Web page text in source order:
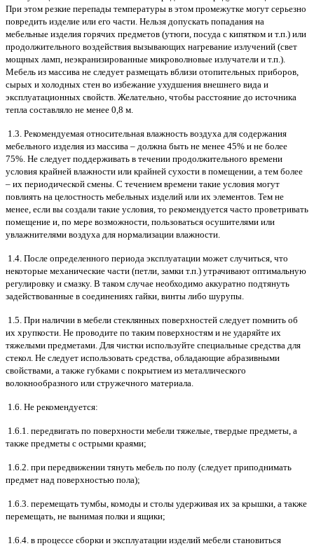
При этом резкие перепады температуры в этом промежутке могут серьезно
повредить изделие или его части. Нельзя допускать попадания на
мебельные изделия горячих предметов (утюги, посуда с кипятком и т.п.) или
продолжительного воздействия вызывающих нагревание излучений (свет
мощных ламп, неэкранизированные микроволновые излучатели и т.п.).
Мебель из массива не следует размещать вблизи отопительных приборов,
сырых и холодных стен во избежание ухудшения внешнего вида и
эксплуатационных свойств. Желательно, чтобы расстояние до источника
тепла составляло не менее 0,8 м.
1.3. Рекомендуемая относительная влажность воздуха для содержания
мебельного изделия из массива – должна быть не менее 45% и не более
75%. Не следует поддерживать в течении продолжительного времени
условия крайней влажности или крайней сухости в помещении, а тем более
– их периодической смены. С течением времени такие условия могут
повлиять на целостность мебельных изделий или их элементов. Тем не
менее, если вы создали такие условия, то рекомендуется часто проветривать
помещение и, по мере возможности, пользоваться осушителями или
увлажнителями воздуха для нормализации влажности.
1.4. После определенного периода эксплуатации может случиться, что
некоторые механические части (петли, замки т.п.) утрачивают оптимальную
регулировку и смазку. В таком случае необходимо аккуратно подтянуть
задействованные в соединениях гайки, винты либо шурупы.
1.5. При наличии в мебели стеклянных поверхностей следует помнить об
их хрупкости. Не проводите по таким поверхностям и не ударяйте их
тяжелыми предметами. Для чистки используйте специальные средства для
стекол. Не следует использовать средства, обладающие абразивными
свойствами, а также губками с покрытием из металлического
волокнообразного или стружечного материала.
1.6. Не рекомендуется:
1.6.1. передвигать по поверхности мебели тяжелые, твердые предметы, а
также предметы с острыми краями;
1.6.2. при передвижении тянуть мебель по полу (следует приподнимать
предмет над поверхностью пола);
1.6.3. перемещать тумбы, комоды и столы удерживая их за крышки, а также
перемещать, не вынимая полки и ящики;
1.6.4. в процессе сборки и эксплуатации изделий мебели становиться